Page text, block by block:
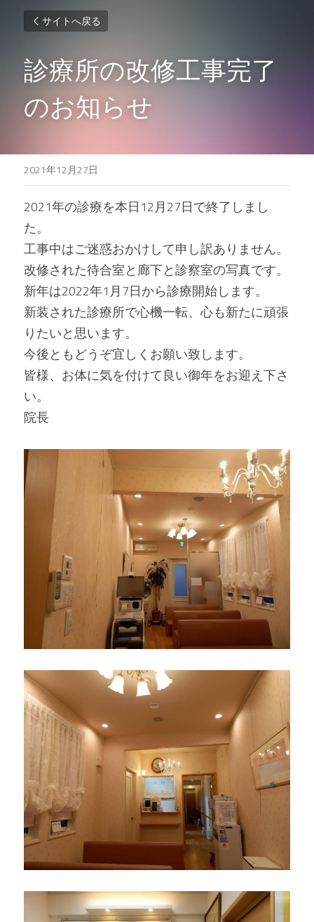
サイトへ戻る
診療所の改修工事完了
のお知らせ
2021年12月27日
2021年の診療を本日12月27日で終了しまし
た。
工事中はご迷惑おかけして申し訳ありません。
改修された待合室と廊下と診察室の写真です。
新年は2022年1月7日から診療開始します。
新装された診療所で心機一転、心も新たに頑張
りたいと思います。
今後ともどうぞ宜しくお願い致します。
皆様、お体に気を付けて良い御年をお迎え下さ
い。
院長